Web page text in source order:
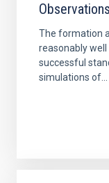
Observations
The formation
reasonably
successful
simulations of...